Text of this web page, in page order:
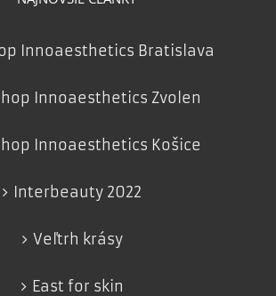
Innoaesthetics Bratislava
Innoaesthetics Zvolen
Innoaesthetics Košice
Interbeauty 2022
Veľtrh krásy
East for skin